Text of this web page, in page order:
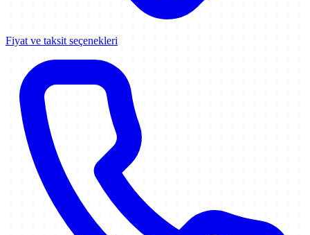
Fiyat ve taksit seçenekleri